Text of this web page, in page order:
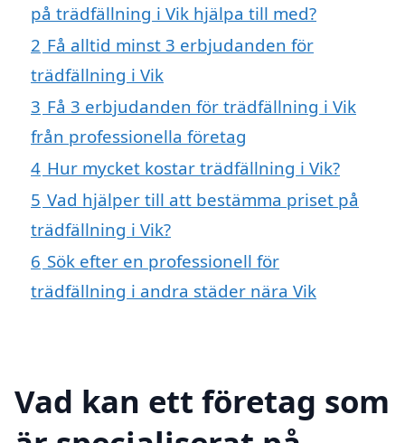
på trädfällning i Vik hjälpa till med?
2 Få alltid minst 3 erbjudanden för
trädfällning i Vik
3 Få 3 erbjudanden för trädfällning i Vik
från professionella företag
4 Hur mycket kostar trädfällning i Vik?
5 Vad hjälper till att bestämma priset på
trädfällning i Vik?
6 Sök efter en professionell för
trädfällning i andra städer nära Vik
Vad kan ett företag som